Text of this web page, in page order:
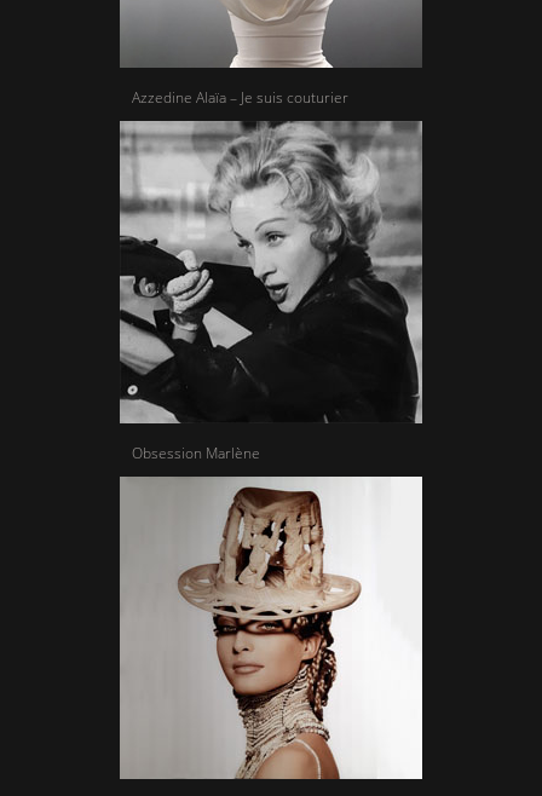
Azzedine Alaïa – Je suis couturier
Obsession Marlène